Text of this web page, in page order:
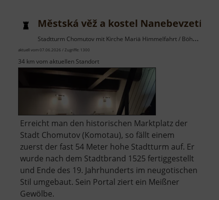
Městská věž a kostel Nanebevzetí
Stadtturm Chomutov mit Kirche Mariä Himmelfahrt / Böhmisches Erzgebirge
aktuell vom 07.06.2026 / Zugriffe: 1300
34 km vom aktuellen Standort
Erreicht man den historischen Marktplatz der
Stadt Chomutov (Komotau), so fällt einem
zuerst der fast 54 Meter hohe Stadtturm auf. Er
wurde nach dem Stadtbrand 1525 fertiggestellt
und Ende des 19. Jahrhunderts im neugotischen
Stil umgebaut. Sein Portal ziert ein Meißner
Gewölbe.